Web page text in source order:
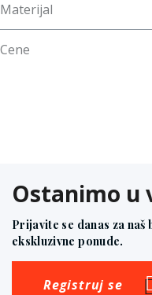
Materijal
Cene
Ostanimo u
Prijavite se danas za
ekskluzivne ponude.
Registruj se